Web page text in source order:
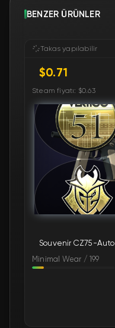
FN
FN
FN
FN
FN
FN
FN
FN
BENZER ÜRÜNLER
Takas yapılabilir
$0.71
Steam fiyatı: $0.63
Minimal Wear / 199